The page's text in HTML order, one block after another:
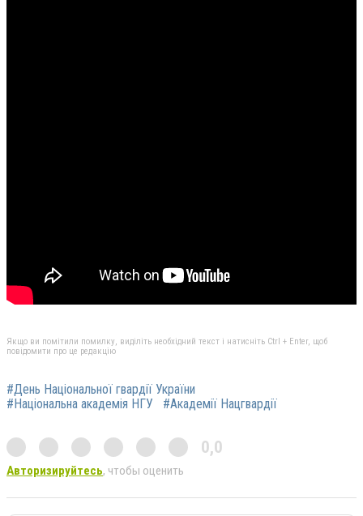
Якщо ви помітили помилку, виділіть необхідний текст і натисніть Ctrl + Enter, щоб
повідомити про це редакцію
#День Національної гвардії України
#Національна академія НГУ
#Академії Нацгвардії
0,0
Авторизируйтесь, чтобы оценить